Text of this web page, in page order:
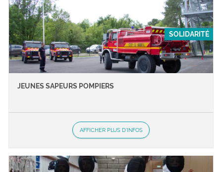
SOLIDARITÉ
JEUNES SAPEURS POMPIERS
AFFICHER PLUS D'INFOS